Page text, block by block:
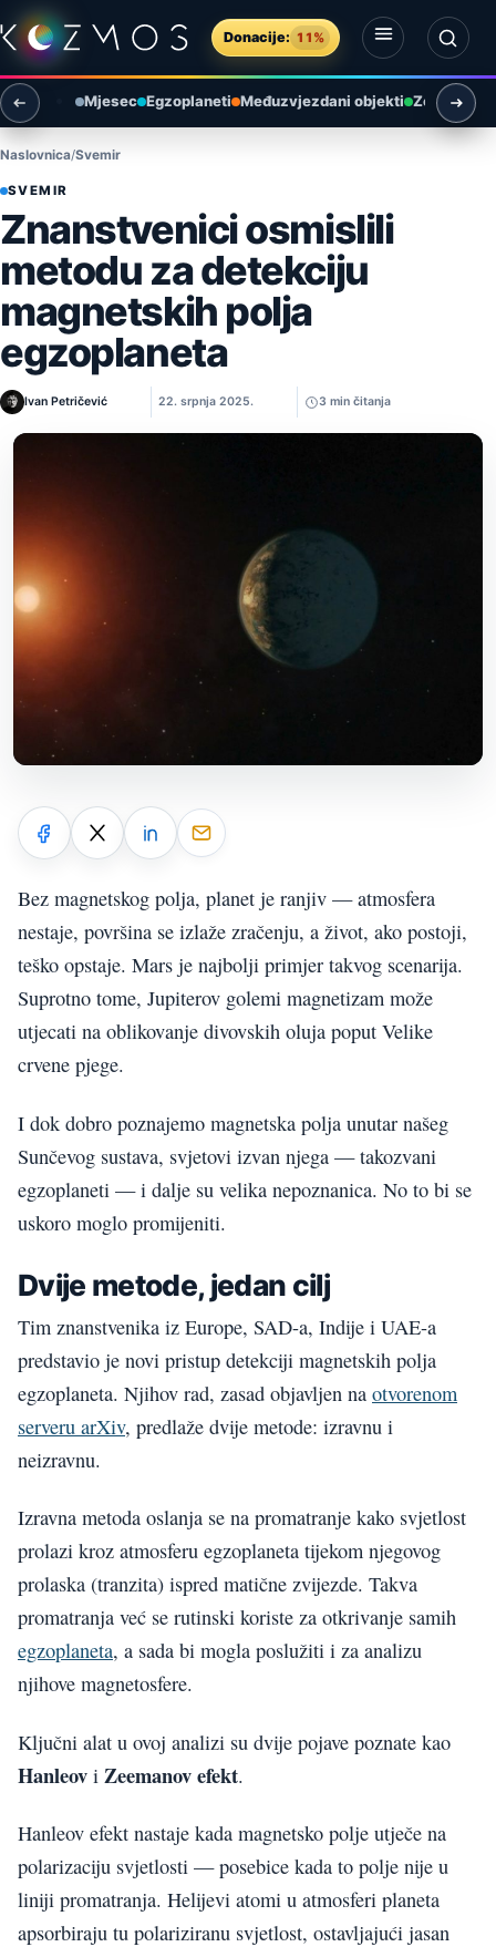
Preskoči na sadržaj
Donacije: 11%
Otvori izbornik
Otvori pretragu
Mjesec Egzoplaneti Međuzvjezdani objekti Zemlja i
Naslovnica Svemir
SVEMIR
Znanstvenici osmislili
metodu za detekciju
magnetskih polja
egzoplaneta
Ivan Petričević 22. srpnja 2025. 3 min čitanja
Bez magnetskog polja, planet je ranjiv — atmosfera
nestaje, površina se izlaže zračenju, a život, ako postoji,
teško opstaje. Mars je najbolji primjer takvog scenarija.
Suprotno tome, Jupiterov golemi magnetizam može
utjecati na oblikovanje divovskih oluja poput Velike
crvene pjege.
I dok dobro poznajemo magnetska polja unutar našeg
Sunčevog sustava, svjetovi izvan njega — takozvani
egzoplaneti — i dalje su velika nepoznanica. No to bi se
uskoro moglo promijeniti.
Dvije metode, jedan cilj
Tim znanstvenika iz Europe, SAD-a, Indije i UAE-a
predstavio je novi pristup detekciji magnetskih polja
egzoplaneta. Njihov rad, zasad objavljen na otvorenom
serveru arXiv, predlaže dvije metode: izravnu i
neizravnu.
Izravna metoda oslanja se na promatranje kako svjetlost
prolazi kroz atmosferu egzoplaneta tijekom njegovog
prolaska (tranzita) ispred matične zvijezde. Takva
promatranja već se rutinski koriste za otkrivanje samih
egzoplaneta, a sada bi mogla poslužiti i za analizu
njihove magnetosfere.
Ključni alat u ovoj analizi su dvije pojave poznate kao
Hanleov i Zeemanov efekt.
Hanleov efekt nastaje kada magnetsko polje utječe na
polarizaciju svjetlosti — posebice kada to polje nije u
liniji promatranja. Helijevi atomi u atmosferi planeta
apsorbiraju tu polariziranu svjetlost, ostavljajući jasan